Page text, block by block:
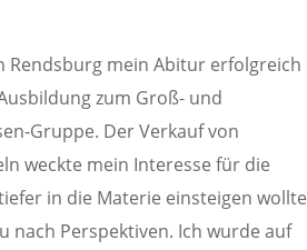
Rendsburg mein Abitur erfolgreich
zum Groß- und
Gruppe. Der Verkauf von
weckte mein Interesse für die
in die Materie einsteigen wollte
nach Perspektiven. Ich wurde auf